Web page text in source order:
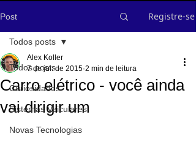
Post Registre-se
Todos posts
Curiosidades
Sistemas Veiculares
Novas Tecnologias
Todos posts
Carro elétrico - você ainda
vai dirigir um
Alex Koller
7 de jul. de 2015 2 min de leitura